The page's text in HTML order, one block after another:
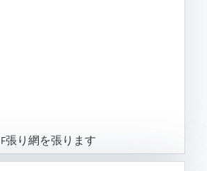
F張り網を張ります